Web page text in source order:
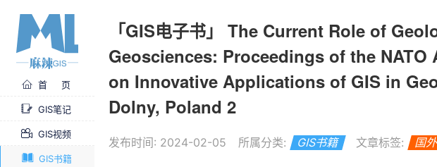
首 页
GIS笔记
GIS视频
GIS书籍
「GIS电子书」 The Current Role of
Geosciences: Proceedings of the
on Innovative Applications of GIS in
Dolny, Poland 2
发布时间: 2024-02-05 所属分类: GIS书籍 文章标签: 国